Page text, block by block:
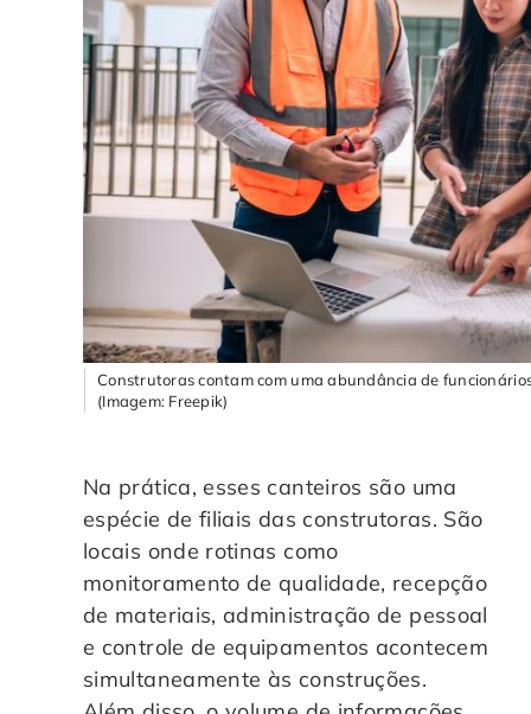
Construtoras contam com uma abundância de
(Imagem: Freepik)
Na prática, esses canteiros são uma
espécie de filiais das construtoras. São
locais onde rotinas como
monitoramento de qualidade, recepção
de materiais, administração de pessoal
e controle de equipamentos acontecem
simultaneamente às construções.